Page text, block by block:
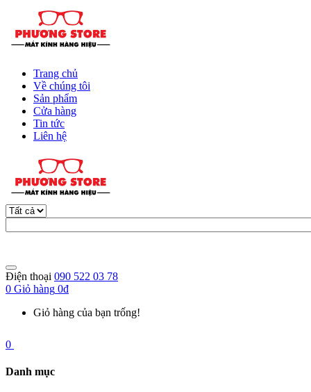
Trang chủ
Về chúng tôi
Sản phẩm
Cửa hàng
Tin tức
Liên hệ
Điện thoại 090 522 03 78
0 Giỏ hàng 0đ
Giỏ hàng của bạn trống!
0
Danh mục